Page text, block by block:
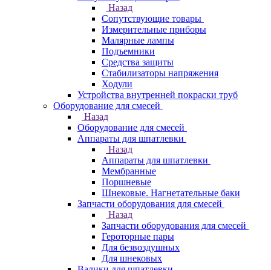
Назад
Сопутствующие товары
Измерительные приборы
Малярные лампы
Подъемники
Средства защиты
Стабилизаторы напряжения
Ходули
Устройства внутренней покраски труб
Оборудование для смесей
Назад
Оборудование для смесей
Аппараты для шпатлевки
Назад
Аппараты для шпатлевки
Мембранные
Поршневые
Шнековые. Нагнетательные баки
Запчасти оборудования для смесей
Назад
Запчасти оборудования для смесей
Героторные пары
Для безвоздушных
Для шнековых